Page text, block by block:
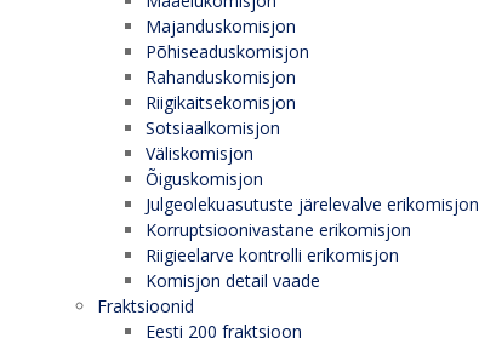
Majanduskomisjon
Põhiseaduskomisjon
Rahanduskomisjon
Riigikaitsekomisjon
Sotsiaalkomisjon
Väliskomisjon
Õiguskomisjon
Julgeolekuasutuste järelevalve erikomisjon
Korruptsioonivastane erikomisjon
Riigieelarve kontrolli erikomisjon
Komisjon detail vaade
Fraktsioonid
Eesti 200 fraktsioon